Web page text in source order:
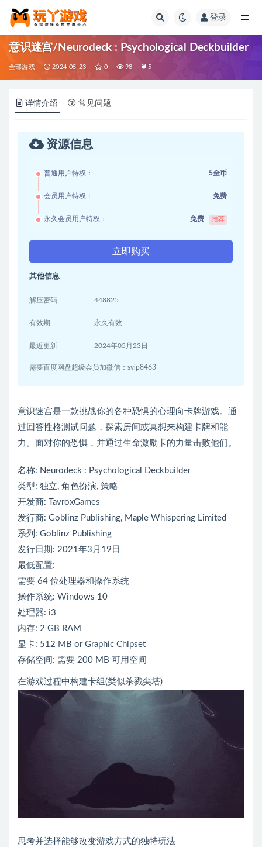
登录
意识迷宫/Neurodeck : Psychological Deckbuilder
全部游戏 2024-05-23 0 98 5
详情介绍 常见问题
资源信息
普通用户特权： 5金币
会员用户特权： 免费
永久会员用户特权： 免费 推荐
立即购买
其他信息
解压密码 448825
有效期 永久有效
最近更新 2024年05月23日
需要百度网盘超级会员加微信：svip8463
意识迷宫是一款挑战你的各种恐惧的心理向卡牌游戏。通
过回答性格测试问题，探索房间或冥想来构建卡牌和能
力。面对你的恐惧，并通过生命激励卡的力量击败他们。
名称: Neurodeck : Psychological Deckbuilder
类型: 独立, 角色扮演, 策略
开发商: TavroxGames
发行商: Goblinz Publishing, Maple Whispering Limited
系列: Goblinz Publishing
发行日期: 2021年3月19日
最低配置:
需要 64 位处理器和操作系统
操作系统: Windows 10
处理器: i3
内存: 2 GB RAM
显卡: 512 MB or Graphic Chipset
存储空间: 需要 200 MB 可用空间
在游戏过程中构建卡组(类似杀戮尖塔)
思考并选择能够改变游戏方式的独特玩法